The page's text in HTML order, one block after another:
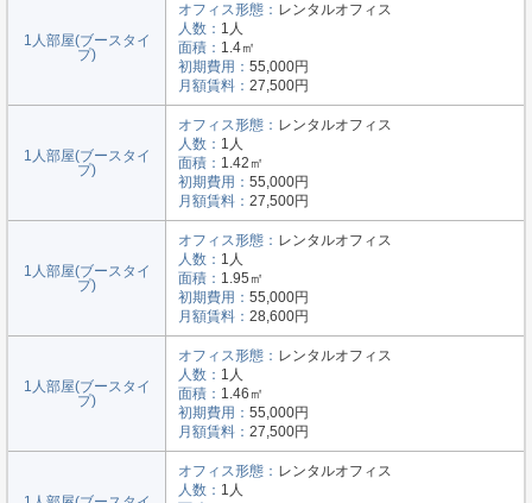
1人部屋(ブースタイ
プ)
オフィス形態： レンタルオフィス
人数： 1人
面積： 1.4㎡
初期費用： 55,000円
月額賃料： 27,500円
1人部屋(ブースタイ
プ)
オフィス形態： レンタルオフィス
人数： 1人
面積： 1.42㎡
初期費用： 55,000円
月額賃料： 27,500円
1人部屋(ブースタイ
プ)
オフィス形態： レンタルオフィス
人数： 1人
面積： 1.95㎡
初期費用： 55,000円
月額賃料： 28,600円
1人部屋(ブースタイ
プ)
オフィス形態： レンタルオフィス
人数： 1人
面積： 1.46㎡
初期費用： 55,000円
月額賃料： 27,500円
オフィス形態： レンタルオフィス
人数： 1人